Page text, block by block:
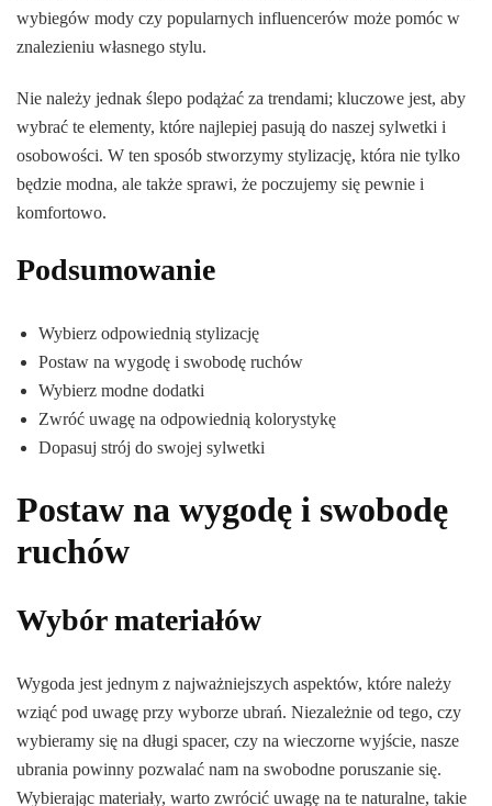
wybiegów mody czy popularnych influencerów może pomóc w
znalezieniu własnego stylu.
Nie należy jednak ślepo podążać za trendami; kluczowe jest, aby
wybrać te elementy, które najlepiej pasują do naszej sylwetki i
osobowości. W ten sposób stworzymy stylizację, która nie tylko
będzie modna, ale także sprawi, że poczujemy się pewnie i
komfortowo.
Podsumowanie
Wybierz odpowiednią stylizację
Postaw na wygodę i swobodę ruchów
Wybierz modne dodatki
Zwróć uwagę na odpowiednią kolorystykę
Dopasuj strój do swojej sylwetki
Postaw na wygodę i swobodę
ruchów
Wybór materiałów
Wygoda jest jednym z najważniejszych aspektów, które należy
wziąć pod uwagę przy wyborze ubrań. Niezależnie od tego, czy
wybieramy się na długi spacer, czy na wieczorne wyjście, nasze
ubrania powinny pozwalać nam na swobodne poruszanie się.
Wybierając materiały, warto zwrócić uwagę na te naturalne, takie